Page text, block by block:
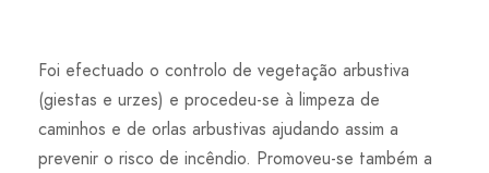
Foi efectuado o controlo de vegetação arbustiva
(giestas e urzes) e procedeu-se à limpeza de
caminhos e de orlas arbustivas ajudando assim a
prevenir o risco de incêndio. Promoveu-se também a